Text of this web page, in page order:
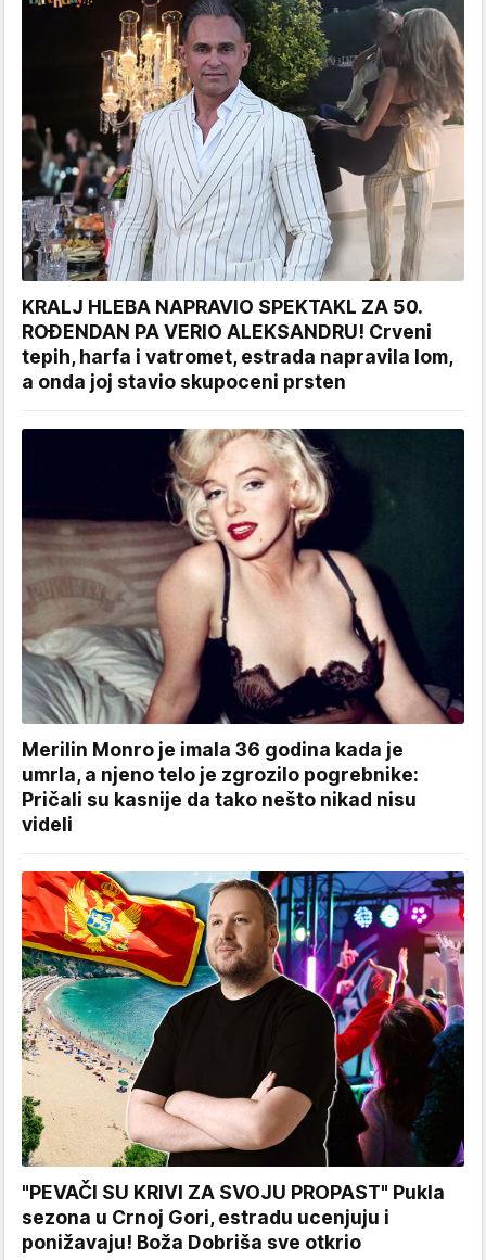
KRALJ HLEBA NAPRAVIO SPEKTAKL ZA 50.
ROĐENDAN PA VERIO ALEKSANDRU! Crveni
tepih, harfa i vatromet, estrada napravila lom,
a onda joj stavio skupoceni prsten
Merilin Monro je imala 36 godina kada je
umrla, a njeno telo je zgrozilo pogrebnike:
Pričali su kasnije da tako nešto nikad nisu
videli
"PEVAČI SU KRIVI ZA SVOJU PROPAST" Pukla
sezona u Crnoj Gori, estradu ucenjuju i
ponižavaju! Boža Dobriša sve otkrio